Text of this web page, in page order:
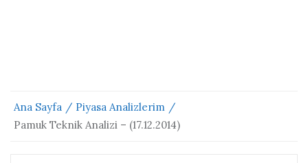
Ana Sayfa
Piyasa Analizlerim
Pamuk Teknik Analizi – (17.12.2014)